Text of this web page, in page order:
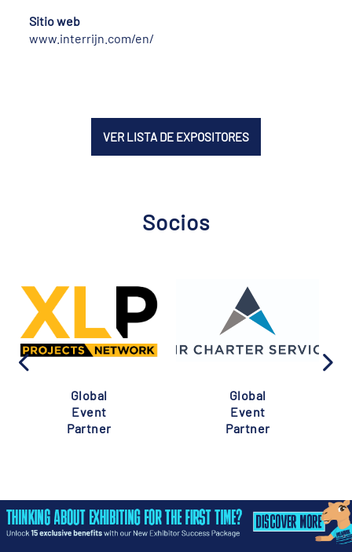
Sitio web
www.interrijn.com/en/
VER LISTA DE EXPOSITORES
Socios
Global
Event
Partner
Global
Event
Partner